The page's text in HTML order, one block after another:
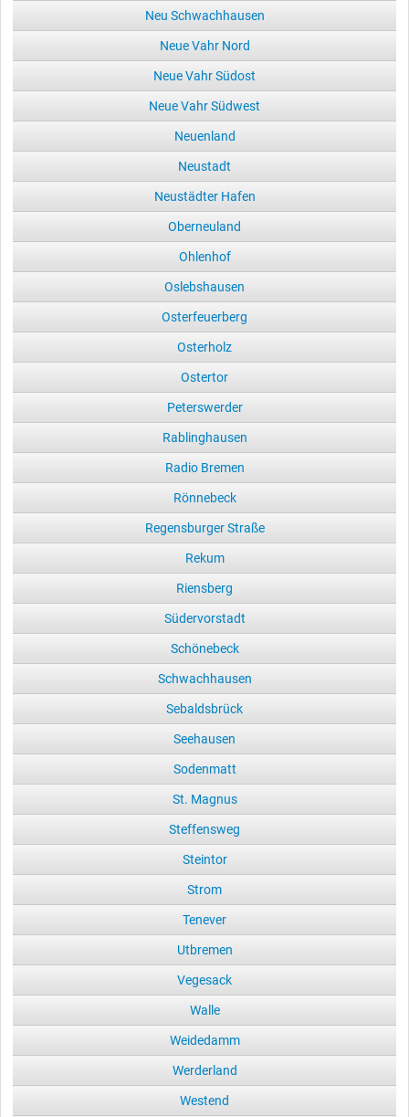
Neu Schwachhausen
Neue Vahr Nord
Neue Vahr Südost
Neue Vahr Südwest
Neuenland
Neustadt
Neustädter Hafen
Oberneuland
Ohlenhof
Oslebshausen
Osterfeuerberg
Osterholz
Ostertor
Peterswerder
Rablinghausen
Radio Bremen
Rönnebeck
Regensburger Straße
Rekum
Riensberg
Südervorstadt
Schönebeck
Schwachhausen
Sebaldsbrück
Seehausen
Sodenmatt
St. Magnus
Steffensweg
Steintor
Strom
Tenever
Utbremen
Vegesack
Walle
Weidedamm
Werderland
Westend